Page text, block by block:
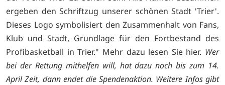
ergeben den Schriftzug unserer schönen Stadt 'Trier'.
Dieses Logo symbolisiert den Zusammenhalt von Fans,
Klub und Stadt, Grundlage für den Fortbestand des
Profibasketball in Trier." Mehr dazu lesen Sie hier. Wer
bei der Rettung mithelfen will, hat dazu noch bis zum 14.
April Zeit, dann endet die Spendenaktion. Weitere Infos gibt